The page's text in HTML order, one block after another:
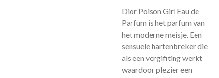
Dior Poison Girl Eau de
Parfum is het parfum van
het moderne meisje. Een
sensuele hartenbreker die
als een vergifiting werkt
waardoor plezier een